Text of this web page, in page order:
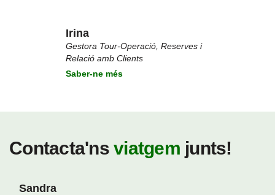
Irina
Gestora Tour-Operació, Reserves i
Relació amb Clients
Saber-ne més
Contacta'ns viatgem junts!
Sandra